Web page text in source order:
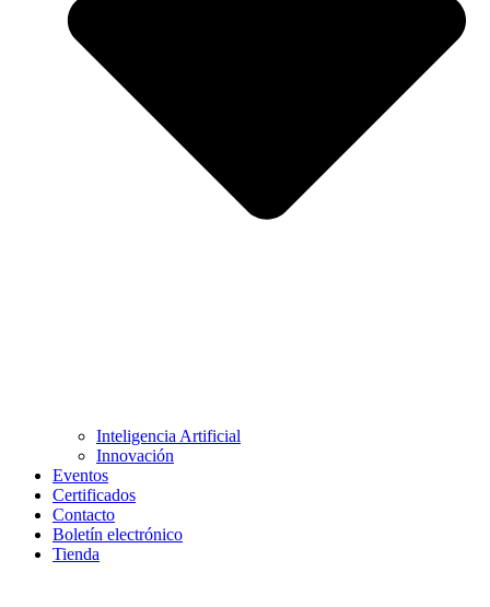
Inteligencia Artificial
Innovación
Eventos
Certificados
Contacto
Boletín electrónico
Tienda